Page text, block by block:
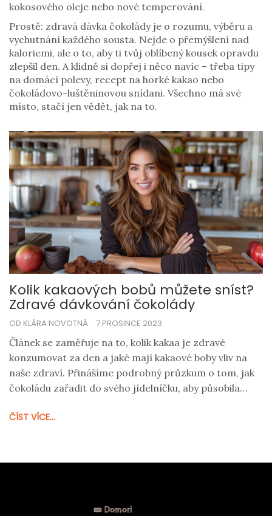
kokosového oleje nebo nové temperování.
Prostě: zdravá dávka čokolády je o rozumu, výběru a
vychutnání každého sousta. Nejde o přemýšlení nad
kaloriemi, ale o to, aby ti tvůj oblíbený kousek opravdu
zlepšil den. A klidně si dopřej i něco navíc – třeba tipy
na domácí polevy, recept na horké kakao nebo
čokoládovo-luštěninovou snídani. Všechno má své
místo, stačí jen vědět, jak na to.
Kolik kakaových bobů můžete sníst?
Zdravé dávkování čokolády
OD KLÁRA NOVOTNÁ 7 PROSINCE 2023
Článek se zaměřuje na to, kolik kakaa je zdravé
konzumovat za den a jaké mají kakaové boby vliv na
naše zdraví. Přinášíme podrobný průzkum o tom, jak
čokoládu zařadit do svého jídelníčku, aby působila
výhodách konzumace kakaa, ale také o potenciálních
ČÍST VÍCE...